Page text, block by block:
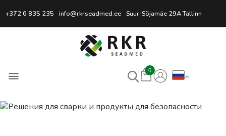
Профессиональный
+372 6 835 235 info@rkrseadmed.ee Suur-Sõjamäe 29A Tallinn
0